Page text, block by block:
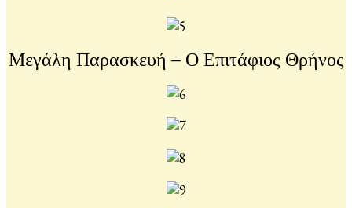
Μεγάλη Παρασκευή – Ο Επιτάφιος Θρήνος